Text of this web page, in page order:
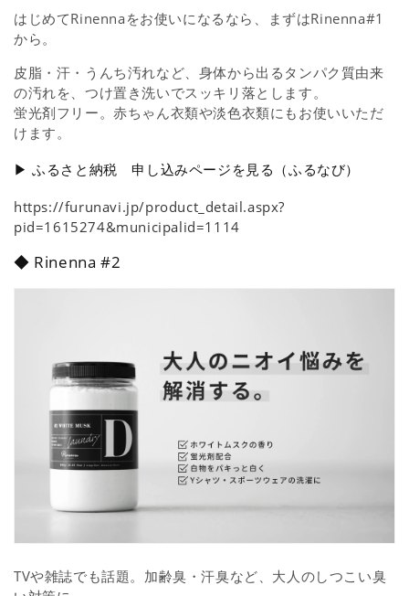
はじめてRinennaをお使いになるなら、まずはRinenna#1
から。
皮脂・汗・うんち汚れなど、身体から出るタンパク質由来
の汚れを、つけ置き洗いでスッキリ落とします。
蛍光剤フリー。赤ちゃん衣類や淡色衣類にもお使いいただ
けます。
▶ ふるさと納税 申し込みページを見る（ふるなび）
https://furunavi.jp/product_detail.aspx?
pid=1615274&municipalid=1114
◆ Rinenna #2
TVや雑誌でも話題。加齢臭・汗臭など、大人のしつこい臭